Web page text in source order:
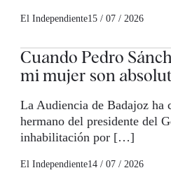
El Independiente15 / 07 / 2026
Cuando Pedro
mi mujer son
La Audiencia de Badajoz ha
hermano del presidente del
inhabilitación por […]
El Independiente14 / 07 / 2026